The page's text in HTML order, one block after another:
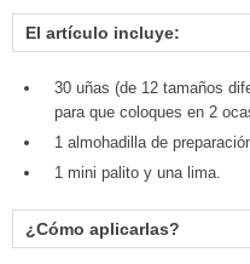
El artículo incluye:
30 uñas (de 12 tamaños
para que coloques en 2
1 almohadilla de
1 mini palito y una lima.
¿Cómo aplicarlas?